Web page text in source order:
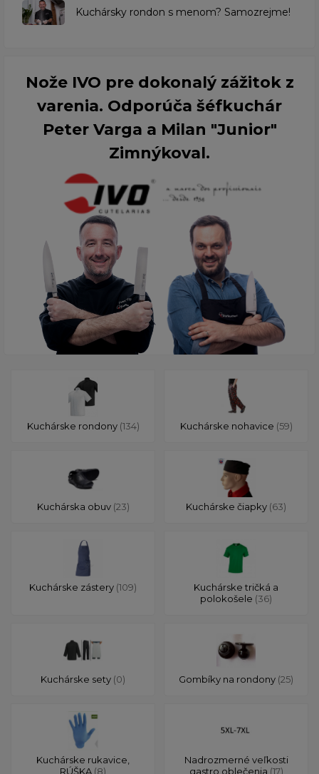
Kuchársky rondon s menom? Samozrejme!
Nože IVO pre dokonalý zážitok z
varenia. Odporúča šéfkuchár
Peter Varga a Milan "Junior"
Zimnýkoval.
Kuchárske rondony (134) Kuchárske nohavice (59)
Kuchárska obuv (23) Kuchárske čiapky (63)
Kuchárske zástery (109)
Kuchárske tričká a
polokošele (36)
Kuchárske sety (0) Gombíky na rondony (25)
Kuchárske rukavice,
RÚŠKA (8)
Nadrozmerné veľkosti
gastro oblečenia (17)